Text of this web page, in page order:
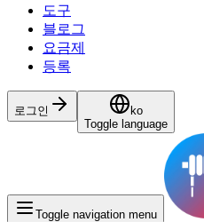
도구
블로그
요금제
등록
로그인
ko
Toggle language
Toggle navigation menu